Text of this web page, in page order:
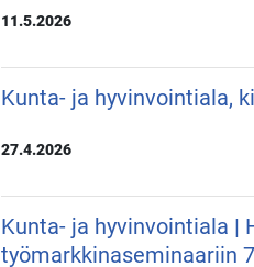
11.5.2026
Kunta- ja hyvinvointiala,
27.4.2026
Kunta- ja hyvinvointiala |
työmarkkinaseminaariin